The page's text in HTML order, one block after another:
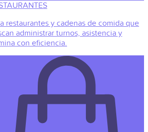
restaurantes y cadenas de comida que
administrar turnos, asistencia y
con eficiencia.